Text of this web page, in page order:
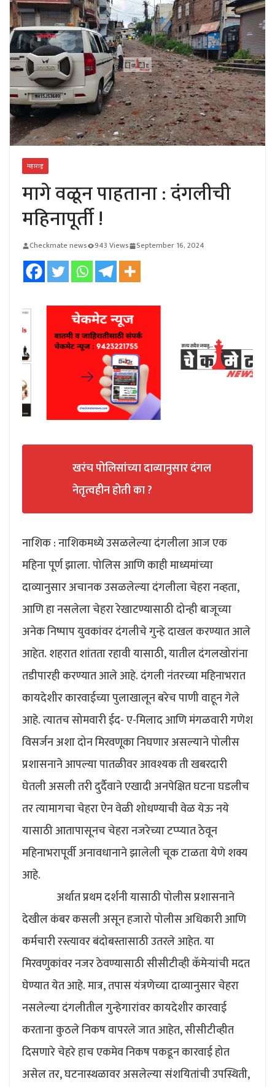
महाराष्ट्र
मागे वळून पाहताना : दंगलीची
महिनापूर्ती !
Checkmate news 943 Views September 16, 2024
खरंच पोलिसांच्या दाव्यानुसार दंगल
नेतृत्वहीन होती का ?
नाशिक : नाशिकमध्ये उसळलेल्या दंगलीला आज एक
महिना पूर्ण झाला. पोलिस आणि काही माध्यमांच्या
दाव्यानुसार अचानक उसळलेल्या दंगलीला चेहरा नव्हता,
आणि हा नसलेला चेहरा रेखाटण्यासाठी दोन्ही बाजूच्या
अनेक निष्पाप युवकांवर दंगलीचे गुन्हे दाखल करण्यात आले
आहेत. शहरात शांतता रहावी यासाठी, यातील दंगलखोरांना
तडीपारही करण्यात आले आहे. दंगली नंतरच्या महिनाभरात
कायदेशीर कारवाईच्या पुलाखालून बरेच पाणी वाहून गेले
आहे. त्यातच सोमवारी ईद- ए-मिलाद आणि मंगळवारी गणेश
विसर्जन अशा दोन मिरवणूका निघणार असल्याने पोलीस
प्रशासनाने आपल्या पातळीवर आवश्यक ती खबरदारी
घेतली असली तरी दुर्दैवाने एखादी अनपेक्षित घटना घडलीच
तर त्यामागचा चेहरा ऐन वेळी शोधण्याची वेळ येऊ नये
यासाठी आतापासूनच चेहरा नजरेच्या टप्प्यात ठेवून
महिनाभरापूर्वी अनावधानाने झालेली चूक टाळता येणे शक्य
आहे.
अर्थात प्रथम दर्शनी यासाठी पोलीस प्रशासनाने
देखील कंबर कसली असून हजारो पोलीस अधिकारी आणि
कर्मचारी रस्त्यावर बंदोबस्तासाठी उतरले आहेत. या
मिरवणुकांवर नजर ठेवण्यासाठी सीसीटीव्ही कॅमेऱ्यांची मदत
घेण्यात येत आहे. मात्र, तपास यंत्रणेच्या दाव्यानुसार चेहरा
नसलेल्या दंगलीतील गुन्हेगारांवर कायदेशीर कारवाई
करताना कुठले निकष वापरले जात आहेत, सीसीटीव्हीत
दिसणारे चेहरे हाच एकमेव निकष पकडून कारवाई होत
असेल तर, घटनास्थळावर असलेल्या संशयितांची उपस्थिती,